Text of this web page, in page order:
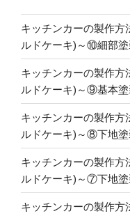
キッチンカーの製作
ルドケーキ)～⑩細部塗
キッチンカーの製作
ルドケーキ)～⑨基本塗
キッチンカーの製作
ルドケーキ)～⑧下地塗
キッチンカーの製作
ルドケーキ)～⑦下地塗
キッチンカーの製作